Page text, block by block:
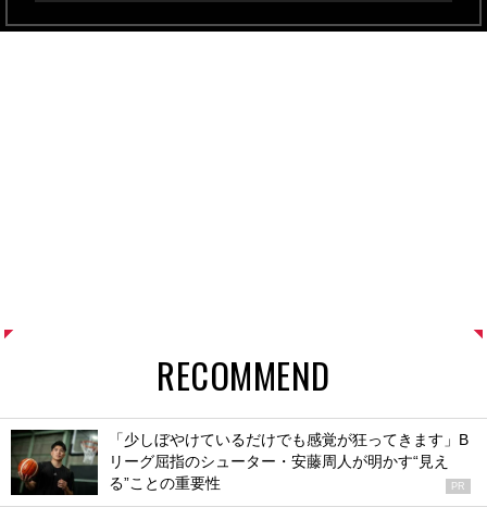
RECOMMEND
「少しぼやけているだけでも感覚が狂ってきます」B
リーグ屈指のシューター・安藤周人が明かす“見え
る”ことの重要性
PR